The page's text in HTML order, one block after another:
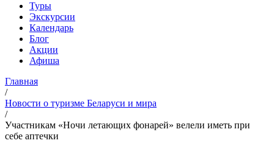
Туры
Экскурсии
Календарь
Блог
Акции
Афиша
Главная
/
Новости о туризме Беларуси и мира
/
Участникам «Ночи летающих фонарей» велели иметь при
себе аптечки